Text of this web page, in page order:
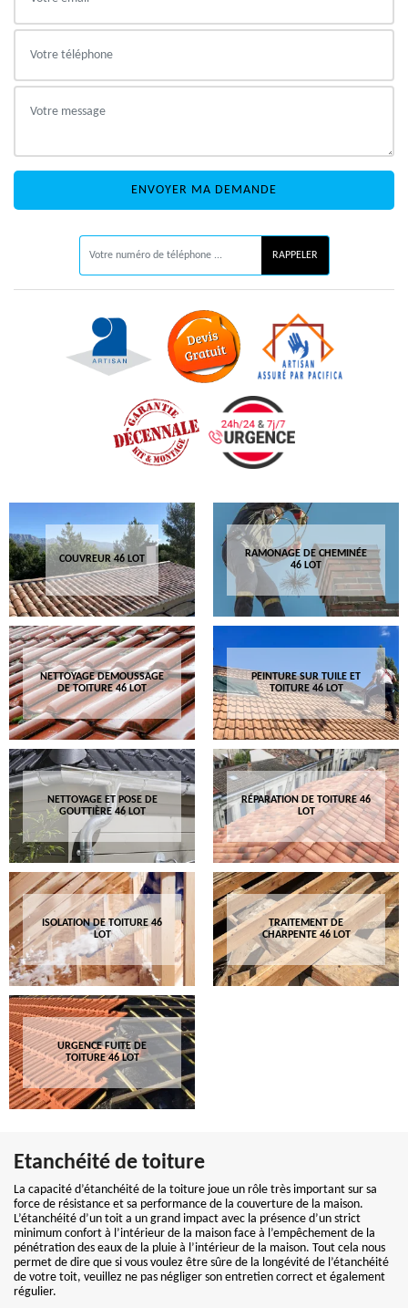
COUVREUR 46 LOT
RAMONAGE DE CHEMINÉE
46 LOT
NETTOYAGE DEMOUSSAGE
DE TOITURE 46 LOT
PEINTURE SUR TUILE ET
TOITURE 46 LOT
NETTOYAGE ET POSE DE
GOUTTIÈRE 46 LOT
RÉPARATION DE TOITURE 46
LOT
ISOLATION DE TOITURE 46
LOT
TRAITEMENT DE
CHARPENTE 46 LOT
URGENCE FUITE DE
TOITURE 46 LOT
Etanchéité de toiture
La capacité d’étanchéité de la toiture joue un rôle très important sur sa
force de résistance et sa performance de la couverture de la maison.
L’étanchéité d’un toit a un grand impact avec la présence d’un strict
minimum confort à l’intérieur de la maison face à l’empêchement de la
pénétration des eaux de la pluie à l’intérieur de la maison. Tout cela nous
permet de dire que si vous voulez être sûre de la longévité de l’étanchéité
de votre toit, veuillez ne pas négliger son entretien correct et également
régulier.